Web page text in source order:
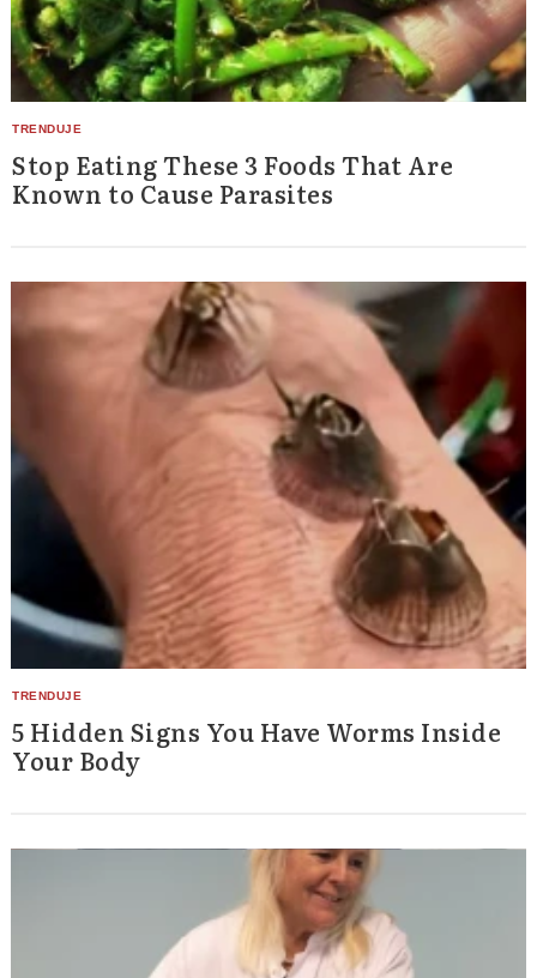
Stop Eating These 3 Foods That Are
Known to Cause Parasites
5 Hidden Signs You Have Worms Inside
Your Body